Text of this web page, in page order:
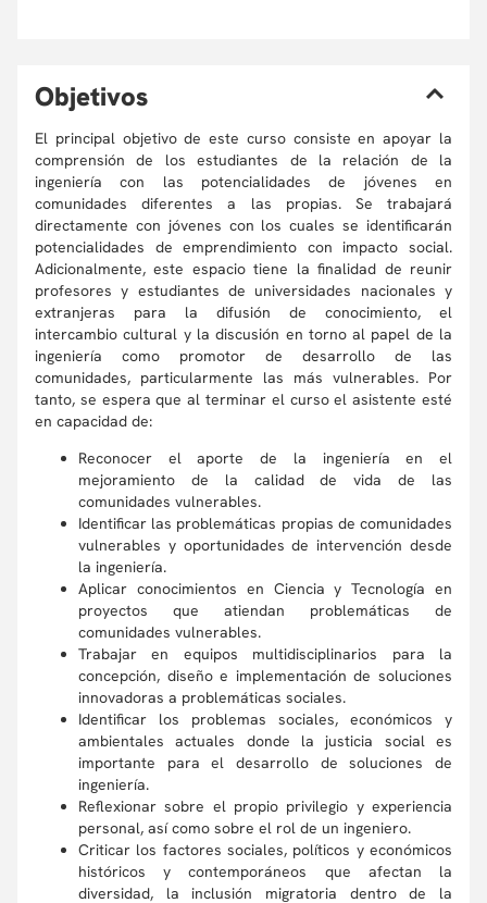
Objetivos
El principal objetivo de este curso consiste en apoyar la
comprensión de los estudiantes de la relación de la
ingeniería con las potencialidades de jóvenes en
comunidades diferentes a las propias. Se trabajará
directamente con jóvenes con los cuales se identificarán
potencialidades de emprendimiento con impacto social.
Adicionalmente, este espacio tiene la finalidad de reunir
profesores y estudiantes de universidades nacionales y
extranjeras para la difusión de conocimiento, el
intercambio cultural y la discusión en torno al papel de la
ingeniería como promotor de desarrollo de las
comunidades, particularmente las más vulnerables. Por
tanto, se espera que al terminar el curso el asistente esté
en capacidad de:
Reconocer el aporte de la ingeniería en el
mejoramiento de la calidad de vida de las
comunidades vulnerables.
Identificar las problemáticas propias de comunidades
vulnerables y oportunidades de intervención desde
la ingeniería.
Aplicar conocimientos en Ciencia y Tecnología en
proyectos que atiendan problemáticas de
comunidades vulnerables.
Trabajar en equipos multidisciplinarios para la
concepción, diseño e implementación de soluciones
innovadoras a problemáticas sociales.
Identificar los problemas sociales, económicos y
ambientales actuales donde la justicia social es
importante para el desarrollo de soluciones de
ingeniería.
Reflexionar sobre el propio privilegio y experiencia
personal, así como sobre el rol de un ingeniero.
Criticar los factores sociales, políticos y económicos
históricos y contemporáneos que afectan la
diversidad, la inclusión migratoria dentro de la